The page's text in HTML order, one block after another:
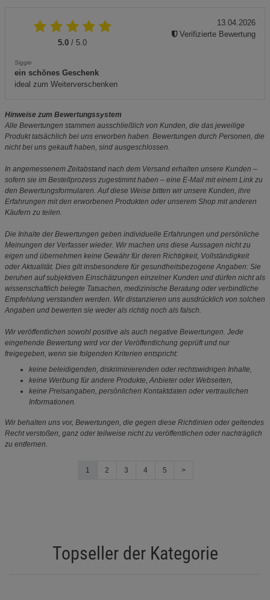
5.0 / 5.0
Siggie
ein schönes Geschenk
ideal zum Weiterverschenken
13.04.2026
Verifizierte Bewertung
Hinweise zum Bewertungssystem
Alle Bewertungen stammen ausschließlich von Kunden, die das jeweilige
Produkt tatsächlich bei uns erworben haben. Bewertungen durch Personen, die
nicht bei uns gekauft haben, sind ausgeschlossen.
In angemessenem Zeitabstand nach dem Versand erhalten unsere Kunden –
sofern sie im Bestellprozess zugestimmt haben – eine E-Mail mit einem Link zu
den Bewertungsformularen. Auf diese Weise bitten wir unsere Kunden, ihre
Erfahrungen mit den erworbenen Produkten oder unserem Shop mit anderen
Käufern zu teilen.
Die Inhalte der Bewertungen geben individuelle Erfahrungen und persönliche
Meinungen der Verfasser wieder. Wir machen uns diese Aussagen nicht zu
eigen und übernehmen keine Gewähr für deren Richtigkeit, Vollständigkeit
oder Aktualität. Dies gilt insbesondere für gesundheitsbezogene Angaben: Sie
beruhen auf subjektiven Einschätzungen einzelner Kunden und dürfen nicht als
wissenschaftlich belegte Tatsachen, medizinische Beratung oder verbindliche
Empfehlung verstanden werden. Wir distanzieren uns ausdrücklich von solchen
Angaben und bewerten sie weder als richtig noch als falsch.
Wir veröffentlichen sowohl positive als auch negative Bewertungen. Jede
eingehende Bewertung wird vor der Veröffentlichung geprüft und nur
freigegeben, wenn sie folgenden Kriterien entspricht:
keine beleidigenden, diskriminierenden oder rechtswidrigen Inhalte,
keine Werbung für andere Produkte, Anbieter oder Webseiten,
keine Preisangaben, persönlichen Kontaktdaten oder vertraulichen
Informationen.
Wir behalten uns vor, Bewertungen, die gegen diese Richtlinien oder geltendes
Recht verstoßen, ganz oder teilweise nicht zu veröffentlichen oder nachträglich
zu entfernen.
1 2 3 4 5 >
Topseller der Kategorie